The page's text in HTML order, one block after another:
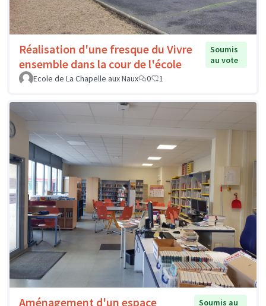
Réalisation d'une fresque du Vivre
ensemble dans la cour de l'école
Soumis
au vote
Ecole de La Chapelle aux Naux
0 1
Aménagement d'un espace Soumis au